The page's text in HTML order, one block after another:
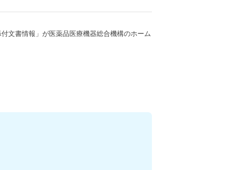
文書情報」が医薬品医療機器総合機構のホーム